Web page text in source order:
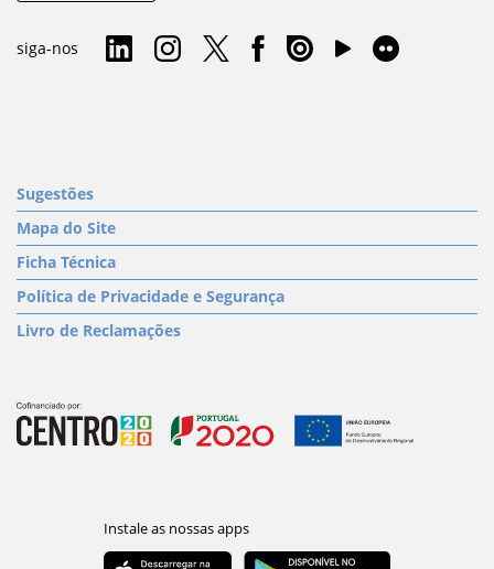
siga-nos
Sugestões
Mapa do Site
Ficha Técnica
Política de Privacidade e Segurança
Livro de Reclamações